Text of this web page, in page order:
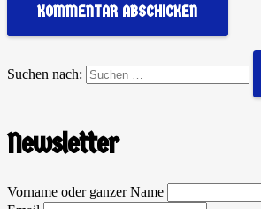
KOMMENTAR ABSCHICKEN
Suchen nach:
Newsletter
Vorname oder ganzer Name